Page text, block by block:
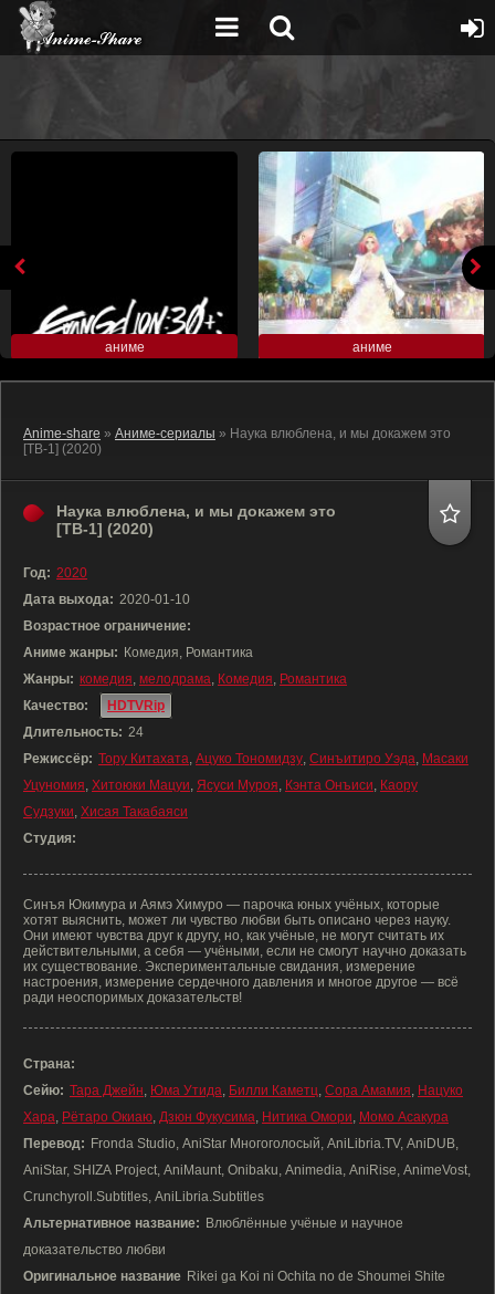
аниме аниме
Anime-share » Аниме-сериалы » Наука влюблена, и мы докажем это
[ТВ-1] (2020)
Наука влюблена, и мы докажем это
[ТВ-1] (2020)
Год: 2020
Дата выхода: 2020-01-10
Возрастное ограничение:
Аниме жанры: Комедия, Романтика
Жанры: комедия, мелодрама, Комедия, Романтика
Качество:
HDTVRip
Длительность: 24
Режиссёр: Тору Китахата, Ацуко Тономидзу, Синъитиро Уэда, Масаки
Уцуномия, Хитоюки Мацуи, Ясуси Муроя, Кэнта Онъиси, Каору
Судзуки, Хисая Такабаяси
Студия:
Синъя Юкимура и Аямэ Химуро — парочка юных учёных, которые
хотят выяснить, может ли чувство любви быть описано через науку.
Они имеют чувства друг к другу, но, как учёные, не могут считать их
действительными, а себя — учёными, если не смогут научно доказать
их существование. Экспериментальные свидания, измерение
настроения, измерение сердечного давления и многое другое — всё
ради неоспоримых доказательств!
Страна:
Сейю: Тара Джейн, Юма Утида, Билли Каметц, Сора Амамия, Нацуко
Хара, Рётаро Окиаю, Дзюн Фукусима, Нитика Омори, Момо Асакура
Перевод: Fronda Studio, AniStar Многоголосый, AniLibria.TV, AniDUB,
AniStar, SHIZA Project, AniMaunt, Onibaku, Animedia, AniRise, AnimeVost,
Crunchyroll.Subtitles, AniLibria.Subtitles
Альтернативное название: Влюблённые учёные и научное
доказательство любви
Оригинальное название Rikei ga Koi ni Ochita no de Shoumei Shite